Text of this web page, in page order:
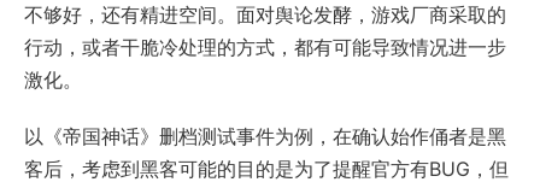
不够好，还有精进空间。面对舆论发酵，游戏厂商采取的
行动，或者干脆冷处理的方式，都有可能导致情况进一步
激化。
以《帝国神话》删档测试事件为例，在确认始作俑者是黑
客后，考虑到黑客可能的目的是为了提醒官方有BUG，但